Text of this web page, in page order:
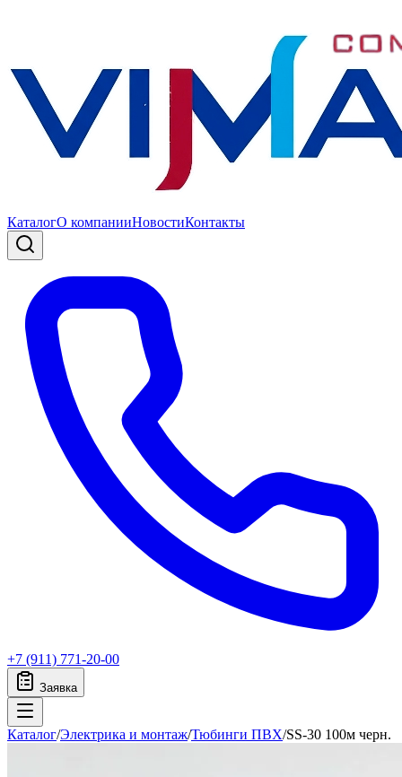
КаталогО компанииНовостиКонтакты
+7 (911) 771-20-00
Заявка
Каталог/Электрика и монтаж/Тюбинги ПВХ/SS-30 100м черн.